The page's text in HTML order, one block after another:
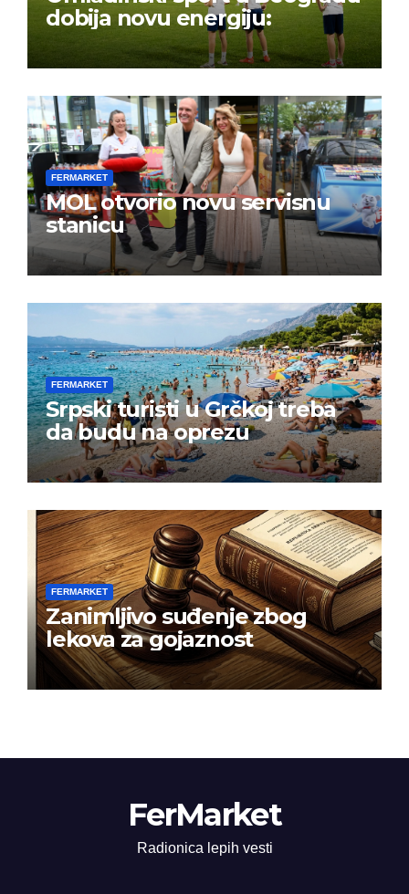
dobija novu energiju:
FERMARKET
MOL otvorio novu servisnu
stanicu
FERMARKET
Srpski turisti u Grčkoj treba
da budu na oprezu
FERMARKET
Zanimljivo suđenje zbog
lekova za gojaznost
FerMarket
Radionica lepih vesti